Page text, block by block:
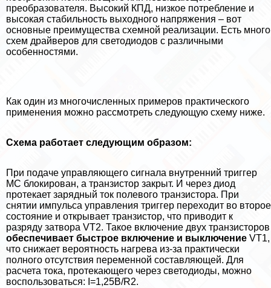
преобразователя. Высокий КПД, низкое потрeбление и
высокая стабильность выходного напряжения – вот
основные преимущества схемной реализации. Есть много
схем драйверов для светодиодов с различными
особенностями.
Как один из многочисленных примеров пpaктического
применения можно рассмотреть следующую схему ниже.
Схема работает следующим образом:
При подаче управляющего сигнала внутренний триггер
МС блокирован, а транзистор закрыт. И через диод
протекает зарядный ток полевого транзистора. При
снятии импульса управления триггер переходит во второе
состояние и открывает транзистор, что приводит к
разряду затвора VT2. Такое включение двух транзисторов
обеспечивает быстрое включение и выключение VT1,
что снижает вероятность нагрева из-за пpaктически
полного отсутствия переменной составляющей. Для
расчета тока, протекающего через светодиоды, можно
воспользоваться: I=1,25В/R2.